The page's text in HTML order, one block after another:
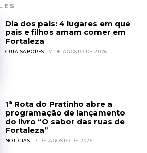
Dia dos pais: 4 lugares em que
pais e filhos amam comer em
Fortaleza
GUIA SABORES 7 DE AGOSTO DE 2026
1ª Rota do Pratinho abre a
programação de lançamento
do livro “O sabor das ruas de
Fortaleza”
NOTÍCIAS 7 DE AGOSTO DE 2026